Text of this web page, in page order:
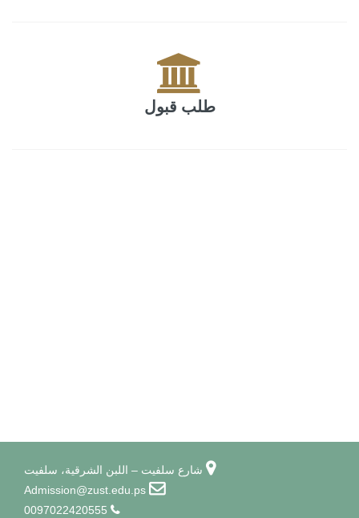
طلب قبول
شارع سلفيت – اللبن الشرقية، سلفيت
Admission@zust.edu.ps